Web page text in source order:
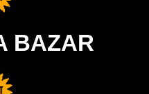
BAZAR